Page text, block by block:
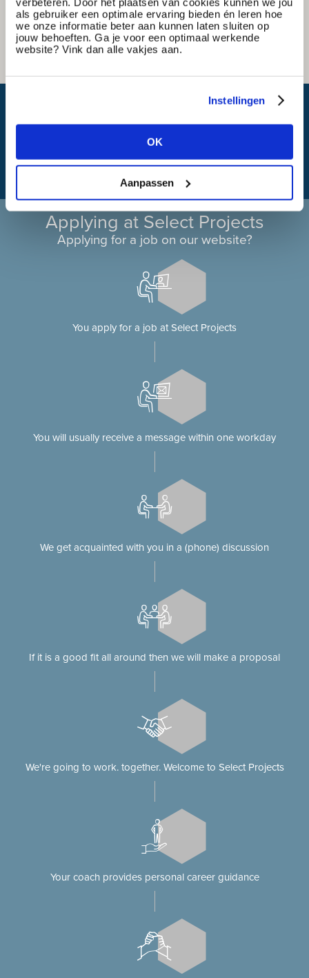
als gebruiker een optimale ervaring bieden én leren hoe
we onze informatie beter aan kunnen laten sluiten op
jouw behoeften. Ga je voor een optimaal werkende
website? Vink dan alle vakjes aan.
Instellingen
OK
Aanpassen
Applying at Select Projects
Applying for a job on our website?
You apply for a job at Select Projects
You will usually receive a message within one workday
We get acquainted with you in a (phone) discussion
If it is a good fit all around then we will make a proposal
We're going to work. together. Welcome to Select Projects
Your coach provides personal career guidance